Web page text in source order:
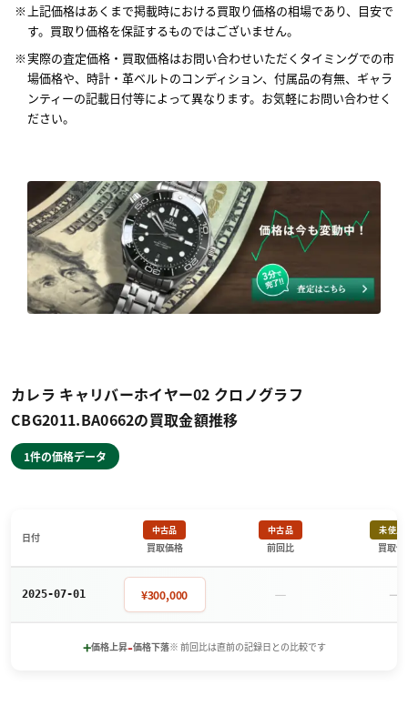
上記価格はあくまで掲載時における買取り価格の相場であり、目安で
す。買取り価格を保証するものではございません。
実際の査定価格・買取価格はお問い合わせいただくタイミングでの市
場価格や、時計・革ベルトのコンディション、付属品の有無、ギャラ
ンティーの記載日付等によって異なります。お気軽にお問い合わせく
ださい。
カレラ キャリバーホイヤー02 クロノグラフ
CBG2011.BA0662の買取金額推移
1件の価格データ
日付
中古品
買取価格
中古品
前回比
未使用
買取価
2025-07-01 ¥300,000 － －
+価格上昇-価格下落※ 前回比は直前の記録日との比較です